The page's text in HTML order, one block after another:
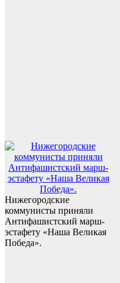
Нижегородские
коммунисты приняли
Антифашистский марш-
эстафету «Наша Великая
Победа».